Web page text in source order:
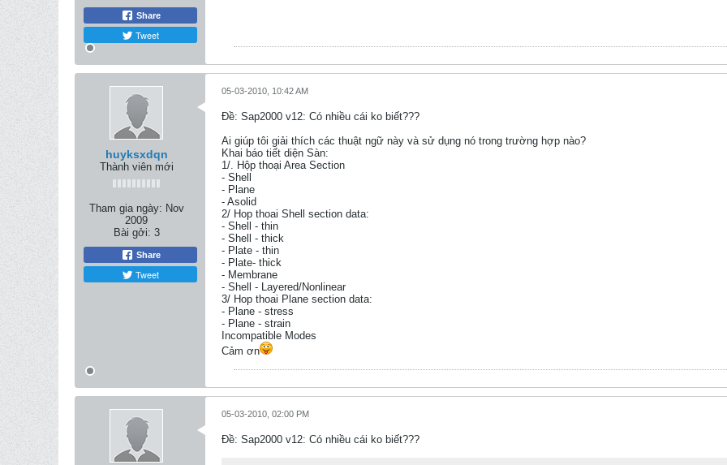
Share
Tweet
huyksxdqn
Thành viên mới
Tham gia ngày: Nov
2009
Bài gởi: 3
Share
Tweet
05-03-2010, 10:42 AM
Ðề: Sap2000 v12: Có nhiều cái ko biết???
Ai giúp tôi giải thích các thuật ngữ này và sử dụng nó trong trường hợp nào?
Khai báo tiết diện Sàn:
1/. Hộp thoại Area Section
- Shell
- Plane
- Asolid
2/ Hop thoai Shell section data:
- Shell - thin
- Shell - thick
- Plate - thin
- Plate- thick
- Membrane
- Shell - Layered/Nonlinear
3/ Hop thoai Plane section data:
- Plane - stress
- Plane - strain
Incompatible Modes
Cảm ơn
05-03-2010, 02:00 PM
Ðề: Sap2000 v12: Có nhiều cái ko biết???